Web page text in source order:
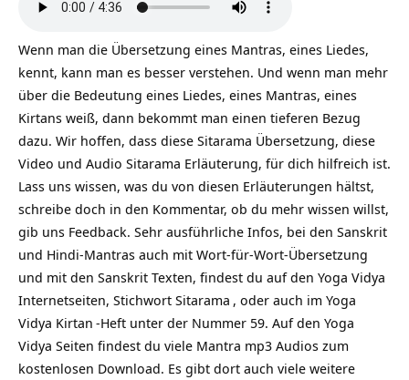
Wenn man die Übersetzung eines Mantras, eines Liedes,
kennt, kann man es besser verstehen. Und wenn man mehr
über die Bedeutung eines Liedes, eines Mantras, eines
Kirtans weiß, dann bekommt man einen tieferen Bezug
dazu. Wir hoffen, dass diese Sitarama Übersetzung, diese
Video und Audio Sitarama Erläuterung, für dich hilfreich ist.
Lass uns wissen, was du von diesen Erläuterungen hältst,
schreibe doch in den Kommentar, ob du mehr wissen willst,
gib uns Feedback. Sehr ausführliche Infos, bei den Sanskrit
und Hindi-Mantras auch mit Wort-für-Wort-Übersetzung
und mit den Sanskrit Texten, findest du auf den Yoga Vidya
Internetseiten, Stichwort Sitarama , oder auch im Yoga
Vidya Kirtan -Heft unter der Nummer 59. Auf den Yoga
Vidya Seiten findest du viele Mantra mp3 Audios zum
kostenlosen Download. Es gibt dort auch viele weitere